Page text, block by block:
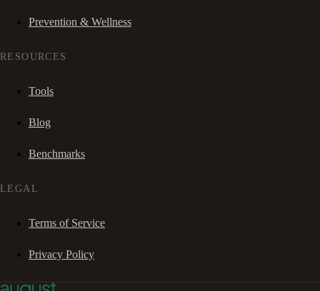
Prevention & Wellness
RESOURCES
Tools
Blog
Benchmarks
LEGAL
Terms of Service
Privacy Policy